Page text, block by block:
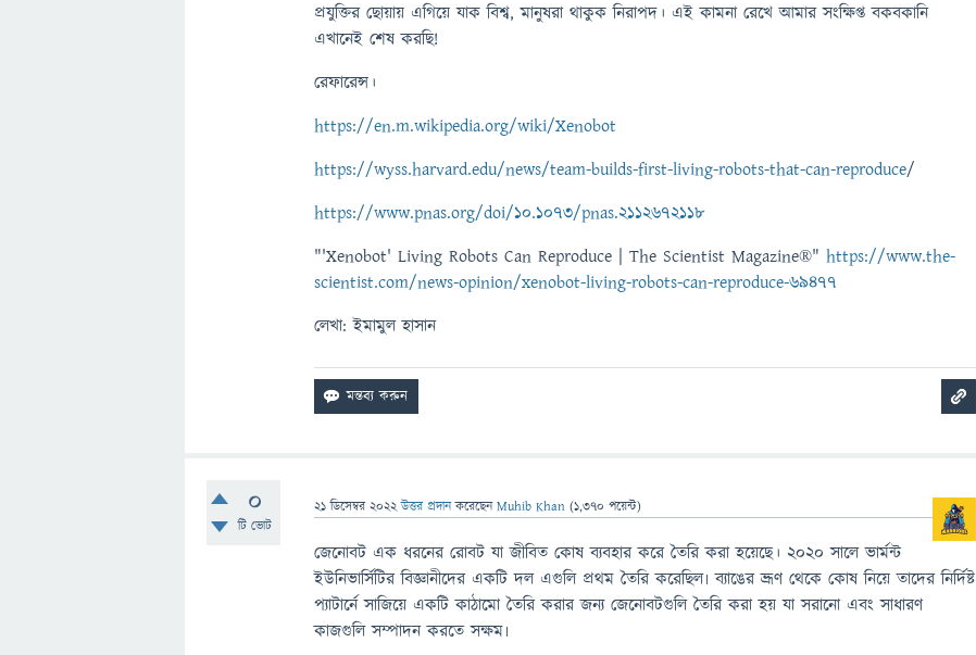
প্রযুক্তির ছোয়ায় এগিয়ে যাক বিশ্ব, মানুষরা থাকুক নিরাপদ। এই কামনা রেখে আমার সংক্ষিপ্ত বকবকানি
এখানেই শেষ করছি!
রেফারেন্স।
https://en.m.wikipedia.org/wiki/Xenobot
https://wyss.harvard.edu/news/team-builds-first-living-robots-that-can-reproduce/
https://www.pnas.org/doi/10.1073/pnas.2112672118
"'Xenobot' Living Robots Can Reproduce | The Scientist Magazine®"https://www.the-
scientist.com/news-opinion/xenobot-living-robots-can-reproduce-69477
লেখা: ইমামুল হাসান
0
টি ভোট
21 ডিসেম্বর 2022 উত্তর প্রদান করেছেনMuhib Khan (1,370 পয়েন্ট)
জেনোবট এক ধরনের রোবট যা জীবিত কোষ ব্যবহার করে তৈরি করা হয়েছে। 2020 সালে ভার্মন্ট
ইউনিভার্সিটির বিজ্ঞানীদের একটি দল এগুলি প্রথম তৈরি করেছিল৷ ব্যাঙের ভ্রূণ থেকে কোষ নিয়ে তাদের নির্দিষ্ট
প্যাটার্নে সাজিয়ে একটি কাঠামো তৈরি করার জন্য জেনোবটগুলি তৈরি করা হয় যা সরানো এবং সাধারণ
কাজগুলি সম্পাদন করতে সক্ষম৷